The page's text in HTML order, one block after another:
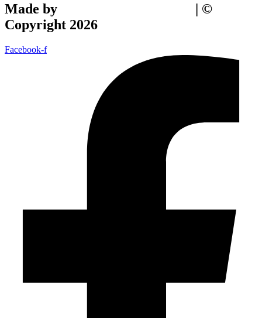
Made by
| ©
Copyright 2026
Facebook-f